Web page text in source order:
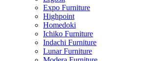
Expo Furniture
Highpoint
Homedoki
Ichiko Furniture
Indachi Furniture
Lunar Furniture